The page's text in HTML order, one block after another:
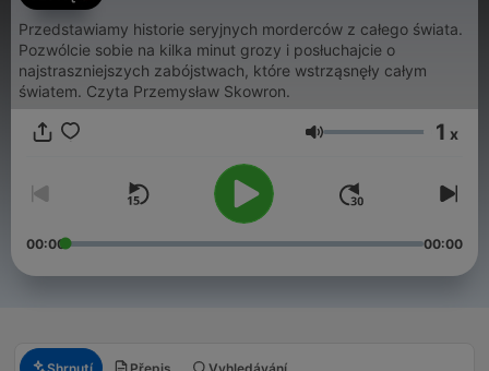
Przedstawiamy historie seryjnych morderców z całego świata.
Pozwólcie sobie na kilka minut grozy i posłuchajcie o
najstraszniejszych zabójstwach, które wstrząsnęły całym
światem. Czyta Przemysław Skowron.
Hlasitost 1 x
00:00 00:00